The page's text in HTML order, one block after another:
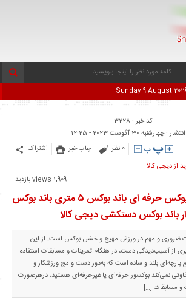
کد خبر : 3228
: چهارشنبه 30 آگوست 2023 - 12:25
اشتراک
چاپ خبر
0 نظر
از دیجی کالا
1,909 views بازدید
خرید و قیمت باند بوکس حرفه ای باند بوکس ۵ متری باند بوکس
باند بوکس دستکشی دیجی کالا
ضروری و مهم در ورزش مهیج و خشن بوکس است. از این
از آسیب‌دیدگی دست، در هنگام تمرینات و مسابقات استفاده
پارچه‌ای بلند و ساده است که به‌دور دست و مچ ورزشکار و
نمی‌کند بوکسور حرفه‌ای یا غیرحرفه‌ای هستید، درهرصورت
و مسابقات […]